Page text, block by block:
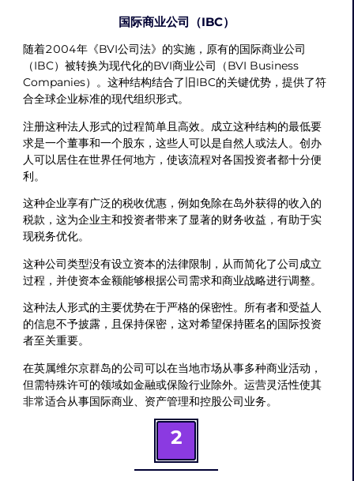
国际商业公司（IBC）
随着2004年《BVI公司法》的实施，原有的国际商业公司
（IBC）被转换为现代化的BVI商业公司（BVI Business
Companies）。这种结构结合了旧IBC的关键优势，提供了符
合全球企业标准的现代组织形式。
注册这种法人形式的过程简单且高效。成立这种结构的最低要
求是一个董事和一个股东，这些人可以是自然人或法人。创办
人可以居住在世界任何地方，使该流程对各国投资者都十分便
利。
这种企业享有广泛的税收优惠，例如免除在岛外获得的收入的
税款，这为企业主和投资者带来了显著的财务收益，有助于实
现税务优化。
这种公司类型没有设立资本的法律限制，从而简化了公司成立
过程，并使资本金额能够根据公司需求和商业战略进行调整。
这种法人形式的主要优势在于严格的保密性。所有者和受益人
的信息不予披露，且保持保密，这对希望保持匿名的国际投资
者至关重要。
在英属维尔京群岛的公司可以在当地市场从事多种商业活动，
但需特殊许可的领域如金融或保险行业除外。运营灵活性使其
非常适合从事国际商业、资产管理和控股公司业务。
2